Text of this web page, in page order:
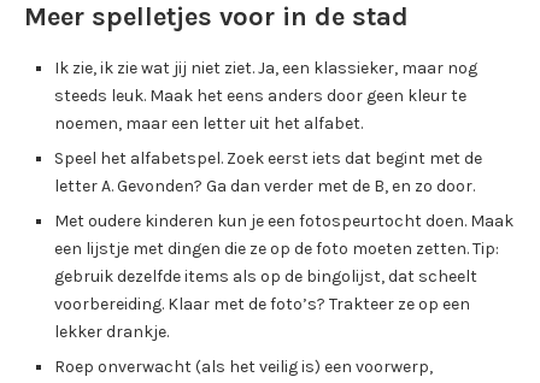
Meer spelletjes voor in de stad
Ik zie, ik zie wat jij niet ziet. Ja, een klassieker, maar nog
steeds leuk. Maak het eens anders door geen kleur te
noemen, maar een letter uit het alfabet.
Speel het alfabetspel. Zoek eerst iets dat begint met de
letter A. Gevonden? Ga dan verder met de B, en zo door.
Met oudere kinderen kun je een fotospeurtocht doen. Maak
een lijstje met dingen die ze op de foto moeten zetten. Tip:
gebruik dezelfde items als op de bingolijst, dat scheelt
voorbereiding. Klaar met de foto’s? Trakteer ze op een
lekker drankje.
Roep onverwacht (als het veilig is) een voorwerp,